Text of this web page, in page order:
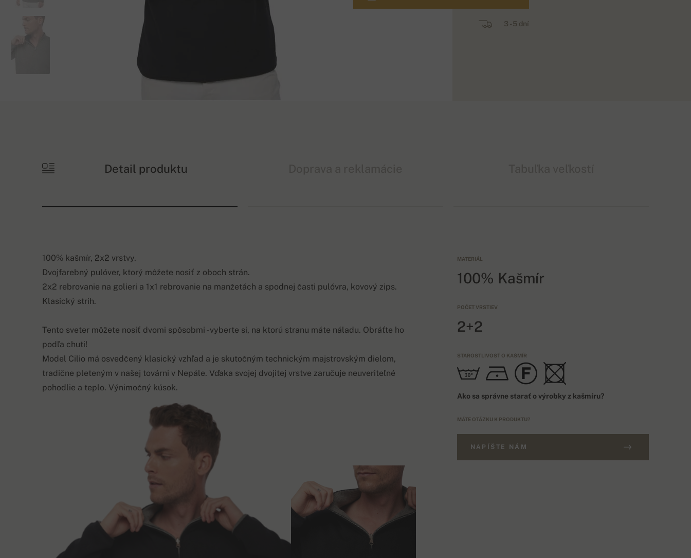
3 - 5 dní
Detail produktu
100% kašmír, 2x2 vrstvy.
Dvojfarebný pulóver, ktorý môžete nosiť z oboch strán.
2x2 rebrovanie na golieri a 1x1 rebrovanie na manžetách a spodnej časti pulóvra, kovový zips.
Klasický strih.
Tento sveter môžete nosiť dvomi spôsobmi - vyberte si, na ktorú stranu máte náladu. Obráťte ho
podľa chuti!
Model Cilio má osvedčený klasický vzhľad a je skutočným technickým majstrovským dielom,
tradične pleteným v našej továrni v Nepále. Vďaka svojej dvojitej vrstve zaručuje neuveriteľné
pohodlie a teplo. Výnimočný kúsok.
MATERIÁL
100% Kašmír
POČET VRSTIEV
2+2
STAROSTLIVOSŤ O KAŠMÍR
Ako sa správne starať o výrobky z kašmíru?
MÁTE OTÁZKU K PRODUKTU?
NAPÍŠTE NÁM